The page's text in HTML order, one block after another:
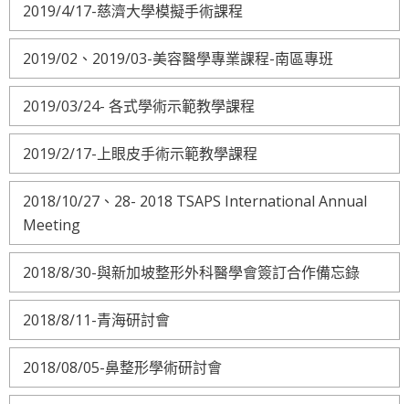
2019/4/17-慈濟大學模擬手術課程
2019/02、2019/03-美容醫學專業課程-南區專班
2019/03/24- 各式學術示範教學課程
2019/2/17-上眼皮手術示範教學課程
2018/10/27、28- 2018 TSAPS International Annual
Meeting
2018/8/30-與新加坡整形外科醫學會簽訂合作備忘錄
2018/8/11-青海研討會
2018/08/05-鼻整形學術研討會